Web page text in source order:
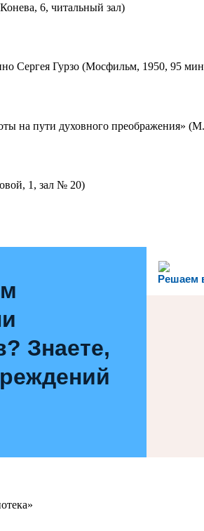
6, читальный зал)
Сергея Гурзо (Мосфильм, 1950, 95
на пути духовного преображения»
1, зал № 20)
Решаем
Знаете,